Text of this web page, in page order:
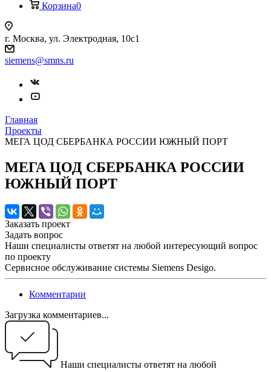
Корзина0
г. Москва, ул. Электродная, 10с1
siemens@smns.ru
Главная
Проекты
МЕГА ЦОД СБЕРБАНКА РОССИИ ЮЖНЫЙ ПОРТ
МЕГА ЦОД СБЕРБАНКА РОССИИ
ЮЖНЫЙ ПОРТ
Заказать проект
Задать вопрос
Наши специалисты ответят на любой интересующий вопрос
по проекту
Сервисное обслуживание системы Siemens Desigo.
Комментарии
Загрузка комментариев...
Наши специалисты ответят на любой